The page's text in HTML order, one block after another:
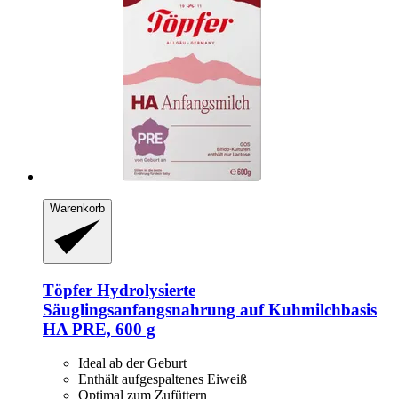
Warenkorb
Töpfer Hydrolysierte
Säuglingsanfangsnahrung auf Kuhmilchbasis
HA PRE, 600 g
Ideal ab der Geburt
Enthält aufgespaltenes Eiweiß
Optimal zum Zufüttern